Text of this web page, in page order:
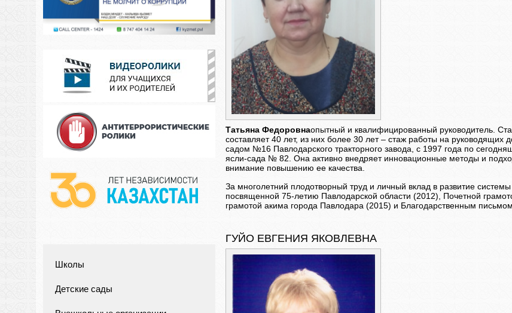
Школы
Детские сады
Татьяна Федоровнаопытный и квалифицированный руководитель.
составляет 40 лет, из них более 30 лет – стаж работы на
садом №16 Павлодарского тракторного завода, с 1997 года по
ясли-сада № 82. Она активно внедряет инновационные методы и
внимание повышению ее качества.
За многолетний плодотворный труд и личный вклад в развитие
посвященной 75-летию Павлодарской области (2012), Почетной
грамотой акима города Павлодара (2015) и Благодарственным
ГУЙО ЕВГЕНИЯ ЯКОВЛЕВНА